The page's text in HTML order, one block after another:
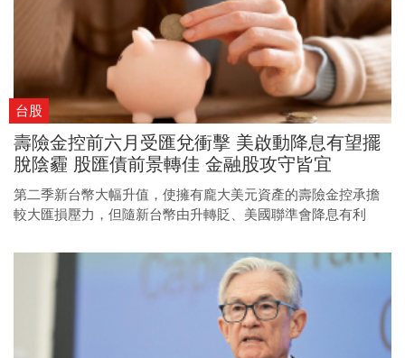
台股
壽險金控前六月受匯兌衝擊 美啟動降息有望擺
脫陰霾 股匯債前景轉佳 金融股攻守皆宜
第二季新台幣大幅升值，使擁有龐大美元資產的壽險金控承擔
較大匯損壓力，但隨新台幣由升轉貶、美國聯準會降息有利